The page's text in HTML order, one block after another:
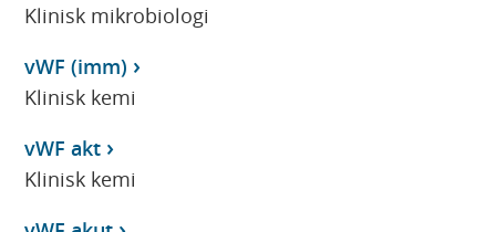
Klinisk mikrobiologi
vWF (imm)
Klinisk kemi
vWF akt
Klinisk kemi